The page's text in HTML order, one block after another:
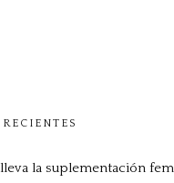
la suplementación